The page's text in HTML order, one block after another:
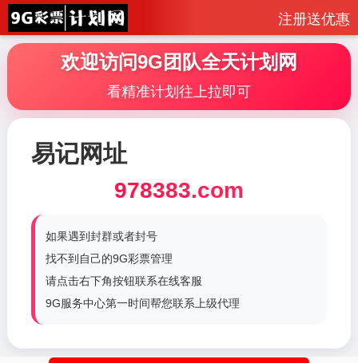
注册送优惠
欢迎访问9G团队全天计划网
看精准计划往上拉即可
易记网址
978383.com
如果遇到封群或者封号
找不到自己的9G彩票管理
请点击右下角按钮联系在线客服
9G服务中心第一时间帮您联系上级代理